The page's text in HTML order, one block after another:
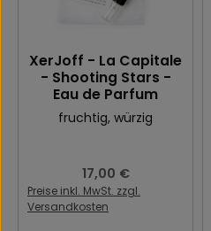
XerJoff - La Capitale
- Shooting Stars -
Eau de Parfum
fruchtig, würzig
Regulärer Preis:
17,00 €
Preise inkl. MwSt. zzgl.
Versandkosten